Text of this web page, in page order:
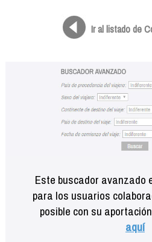
Ir al listado de
Este buscador avanzado
para los usuarios
posible con su
aquí